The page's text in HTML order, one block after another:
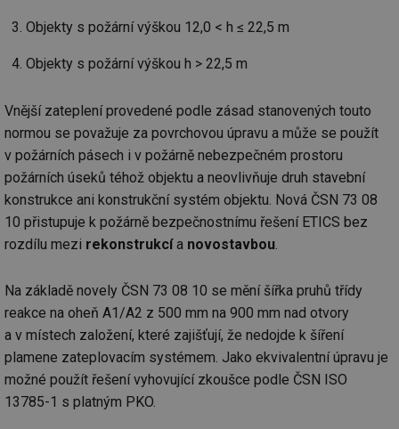
Objekty s požární výškou 12,0 < h ≤ 22,5 m
Objekty s požární výškou h > 22,5 m
Vnější zateplení provedené podle zásad stanovených touto
normou se považuje za povrchovou úpravu a může se použít
v požárních pásech i v požárně nebezpečném prostoru
požárních úseků téhož objektu a neovlivňuje druh stavební
konstrukce ani konstrukční systém objektu. Nová ČSN 73 08
10 přistupuje k požárně bezpečnostnímu řešení ETICS bez
rozdílu mezi rekonstrukcía novostavbou
Na základě novely ČSN 73 08 10 se mění šířka pruhů třídy
reakce na oheň A1/A2 z 500 mm na 900 mm nad otvory
a v místech založení, které zajišťují, že nedojde k šíření
plamene zateplovacím systémem. Jako ekvivalentní úpravu je
možné použít řešení vyhovující zkoušce podle ČSN ISO
13785-1 s platným PKO.